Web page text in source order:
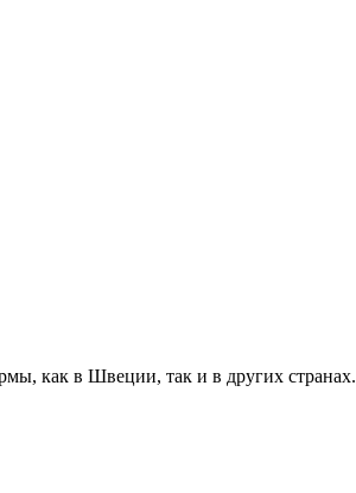
как в Швеции, так и в других странах.